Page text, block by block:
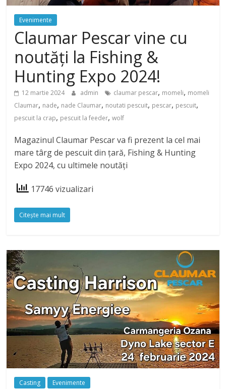
Evenimente
Claumar Pescar vine cu
noutăți la Fishing &
Hunting Expo 2024!
12 martie 2024 admin claumar pescar, momeli, momeli
Claumar, nade, nade Claumar, noutati pescuit, pescar, pescuit,
pescuit la crap, pescuit la feeder,wolf
Magazinul Claumar Pescar va fi prezent la cel mai
mare târg de pescuit din țară, Fishing & Hunting
Expo 2024, cu ultimele noutăți
17746 vizualizari
Citeşte mai mult
Casting Evenimente